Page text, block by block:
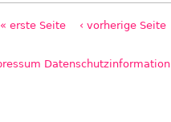
« erste Seite ‹ vorherige Seite
Datenschutzinformation